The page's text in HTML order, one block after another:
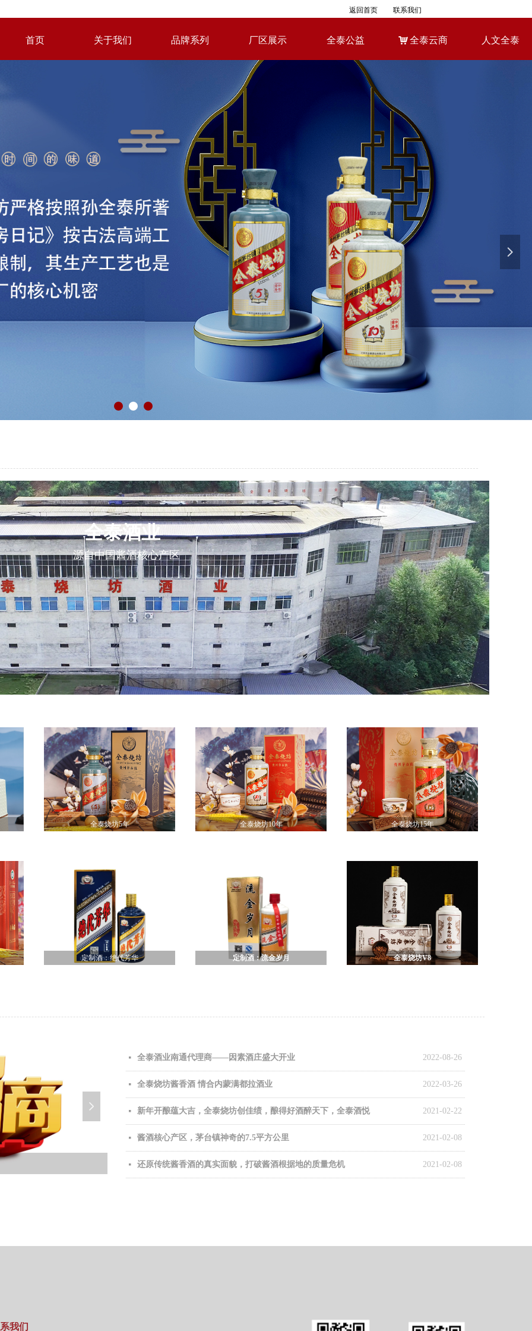
首页 关于我们 品牌系列 厂区展示
厂区展示
全泰公益
全泰公益
낙 全泰云商 人文全泰
返回首页 联系我们
넲
넲
2022-08-26
넷 全泰酒业南通代理商——因素酒庄盛大开业
2022-03-26
넷 全泰烧坊酱香酒 情合内蒙满都拉酒业
2021-02-22
넷 新年开酿蕴大吉，全泰烧坊创佳绩，酿得好酒醉天下，全泰酒悦
2021-02-08
넷 酱酒核心产区，茅台镇神奇的7.5平方公里
2021-02-08
넷 还原传统酱香酒的真实面貌，打破酱酒根据地的质量危机
源自中国酱酒核心产区
全泰酒业
全泰烧坊5年 全泰烧坊10年 全泰烧坊15年
定制酒：绝代芳华 定制酒：流金岁月 全泰烧坊V8
我们